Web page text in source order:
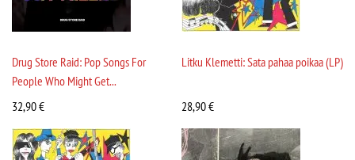
Drug Store Raid: Pop Songs For
People Who Might Get...
32,90€
Litku Klemetti: Sata pahaa poikaa (LP)
28,90€